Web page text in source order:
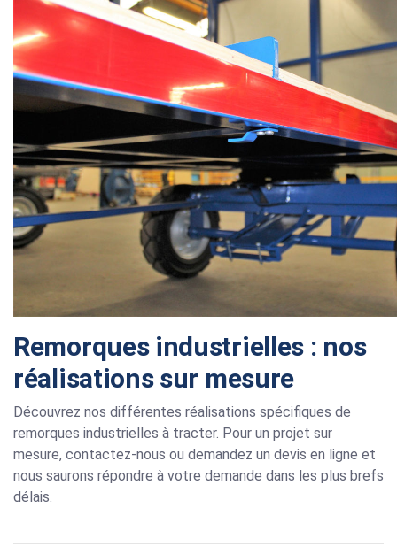
Remorques industrielles : nos
réalisations sur mesure
Découvrez nos différentes réalisations spécifiques de
remorques industrielles à tracter. Pour un projet sur
mesure, contactez-nous ou demandez un devis en ligne et
nous saurons répondre à votre demande dans les plus brefs
délais.